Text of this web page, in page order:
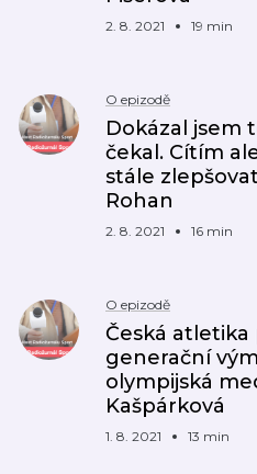
2. 8. 2021 19 min
O epizodě
Dokázal jsem
čekal. Cítím
stále
Rohan
2. 8. 2021 16 min
O epizodě
Česká atletika
generační
olympijská
Kašpárková
1. 8. 2021 13 min